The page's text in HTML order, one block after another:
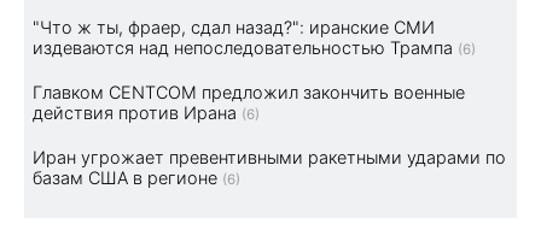
"Что ж ты, фраер, сдал назад?": иранские СМИ
издеваются над непоследовательностью Трампа (6)
Главком CENTCOM предложил закончить военные
действия против Ирана (6)
Иран угрожает превентивными ракетными ударами по
базам США в регионе (6)